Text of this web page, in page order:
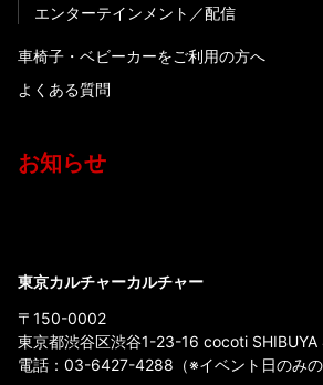
エンターテインメント
配信
車椅子・ベビーカーをご利用の方へ
よくある質問
お知らせ
東京カルチャーカルチャー
〒150-0002
東京都渋谷区渋谷1-23-16 cocoti SHIBUYA
電話： 03-6427-4288 （※イベント日のみ